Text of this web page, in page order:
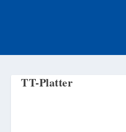
TT-Platter